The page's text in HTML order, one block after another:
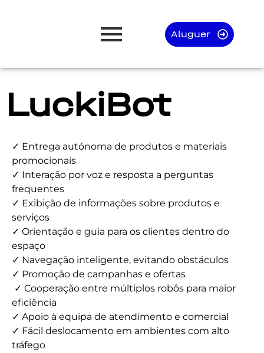
Aluguer
LuckiBot
✓ Entrega autónoma de produtos e materiais
promocionais
✓ Interação por voz e resposta a perguntas
frequentes
✓ Exibição de informações sobre produtos e
serviços
✓ Orientação e guia para os clientes dentro do
espaço
✓ Navegação inteligente, evitando obstáculos
✓ Promoção de campanhas e ofertas
✓ Cooperação entre múltiplos robôs para maior
eficiência
✓ Apoio à equipa de atendimento e comercial
✓ Fácil deslocamento em ambientes com alto
tráfego